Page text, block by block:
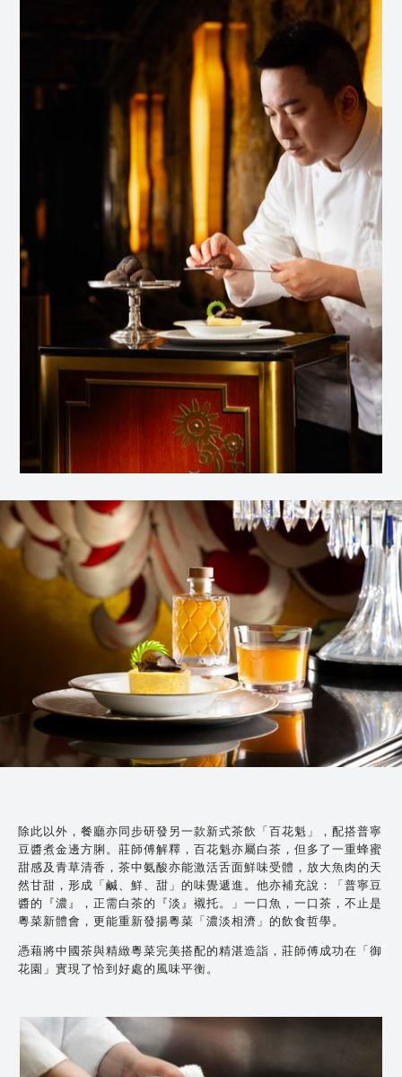
除此以外，餐廳亦同步研發另一款新式茶飲「百花魁」，配搭普寧
豆醬煮金邊方脷。莊師傅解釋，百花魁亦屬白茶，但多了一重蜂蜜
甜感及青草清香，茶中氨酸亦能激活舌面鮮味受體，放大魚肉的天
然甘甜，形成「鹹、鮮、甜」的味覺遞進。他亦補充說：「普寧豆
醬的『濃』，正需白茶的『淡』襯托。」一口魚，一口茶，不止是
粵菜新體會，更能重新發揚粵菜「濃淡相濟」的飲食哲學。
憑藉將中國茶與精緻粵菜完美搭配的精湛造詣，莊師傅成功在「御
花園」實現了恰到好處的風味平衡。